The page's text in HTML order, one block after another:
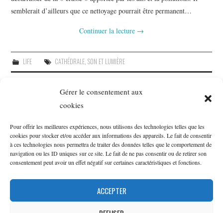
Gérer le consentement aux
cookies
Pour offrir les meilleures expériences, nous utilisons des technologies telles que les
cookies pour stocker et/ou accéder aux informations des appareils. Le fait de consentir
à ces technologies nous permettra de traiter des données telles que le comportement de
navigation ou les ID uniques sur ce site. Le fait de ne pas consentir ou de retirer son
consentement peut avoir un effet négatif sur certaines caractéristiques et fonctions.
ACCEPTER
semblerait d’ailleurs que ce nettoyage pourrait être permanent…
Continuer la lecture →
LIFE CATHÉDRALE, SON ET LUMIÈRE
CATÉGORIES
Généalogie (51)
Lectures(25)
Life(3)
Technologie
Confidentialité et cookies : ce site utilise des cookies. En continuant à utiliser ce site
Web, vous acceptez leur utilisation.